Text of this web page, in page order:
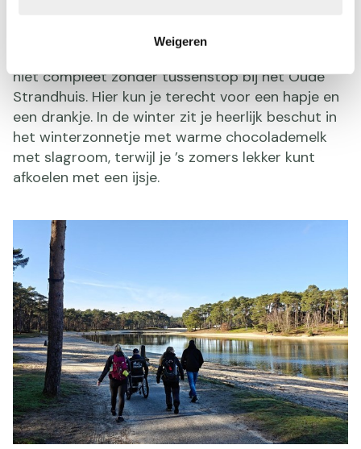
Weigeren
niet compleet zonder tussenstop bij het Oude
Strandhuis. Hier kun je terecht voor een hapje en
een drankje. In de winter zit je heerlijk beschut in
het winterzonnetje met warme chocolademelk
met slagroom, terwijl je ’s zomers lekker kunt
afkoelen met een ijsje.